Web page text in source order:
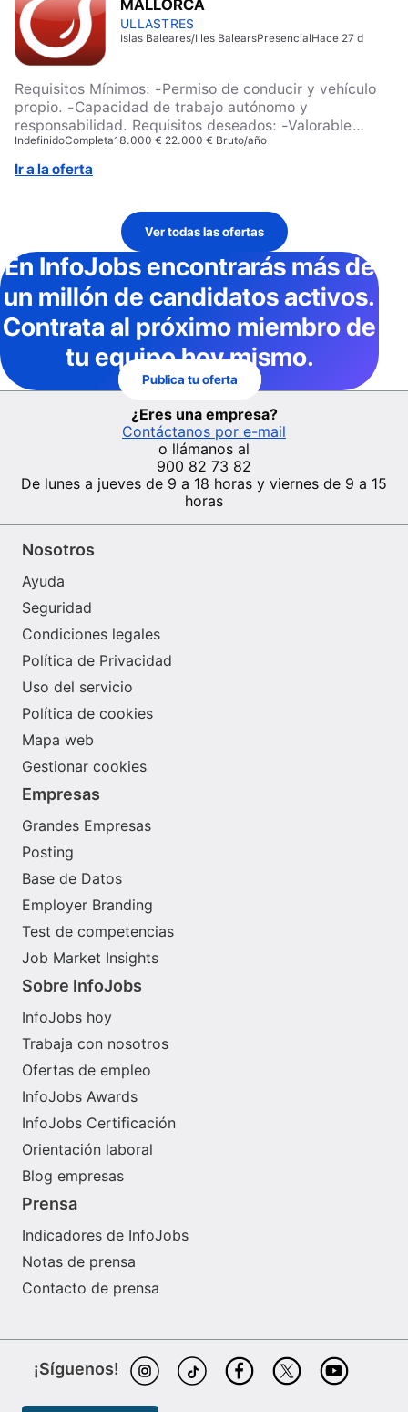
fontanería. Poseer conocimientos básicos de cómo
gestionar residuos y dar un uso sostenible a los
recursos naturales
MALLORCA
ULLASTRES
Islas Baleares/Illes BalearsPresencialHace 27 d
Requisitos Mínimos: -Permiso de conducir y vehículo
propio. -Capacidad de trabajo autónomo y
responsabilidad. Requisitos deseados: -Valorable
experiencia previa en puestos como repartidor,
conductor automóvil, autobús, camión.
IndefinidoCompleta18.000 € 22.000 € Bruto/año
Ir a la oferta
Ver todas las ofertas
En InfoJobsencontrarás más de
un millón de candidatos activos.
Contrata al próximo miembro de
tu equipo hoy mismo.
Publica tu oferta
¿Eres una empresa?
Contáctanos por e-mail
o llámanos al
900 82 73 82
De lunes a jueves de 9 a 18 horas y viernes de 9 a 15
horas
Nosotros
Ayuda
Seguridad
Condiciones legales
Política de Privacidad
Uso del servicio
Política de cookies
Mapa web
Gestionar cookies
Empresas
Grandes Empresas
Posting
Base de Datos
Employer Branding
Test de competencias
Job Market Insights
Sobre InfoJobs
InfoJobs hoy
Trabaja con nosotros
Ofertas de empleo
InfoJobs Awards
InfoJobs Certificación
Orientación laboral
Blog empresas
Prensa
Indicadores de InfoJobs
Notas de prensa
Contacto de prensa
¡Síguenos!